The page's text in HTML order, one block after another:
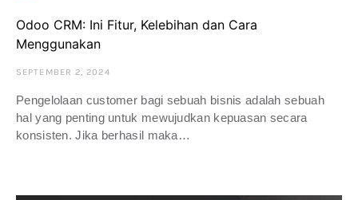
Odoo CRM: Ini Fitur, Kelebihan dan Cara
Menggunakan
SEPTEMBER 2, 2024
Pengelolaan customer bagi sebuah bisnis adalah sebuah
hal yang penting untuk mewujudkan kepuasan secara
konsisten. Jika berhasil maka…